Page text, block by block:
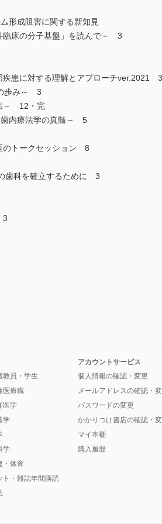
形成阻害に関する新知見
臨床の分子基盤」を読んで－ 3
患に対する理解とアプローチver.2021 3
歩み～ 3
－ 12・完
歯内療法学の真髄～ 5
のトークセッション 8
歯科を確立するために 3
3
教員・学生
医療職
医学
学
学
・体育
ト・雑誌年間購読
アカウントサービス
個人情報の確認・変更
メールアドレスの確認・
パスワードの変更
かかりつけ書店の確認・
マイ本棚
購入履歴